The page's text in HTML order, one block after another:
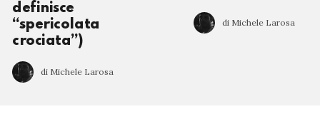
definisce
“spericolata
crociata”)
di Michele Larosa
di Michele Larosa